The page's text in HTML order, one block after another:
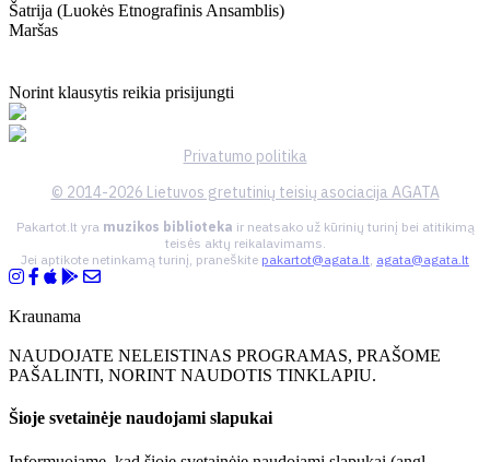
Šatrija (luokės Etnografinis Ansamblis)
Maršas
Norint klausytis reikia prisijungti
Privatumo politika
© 2014-2026 Lietuvos gretutinių teisių asociacija AGATA
Pakartot.lt yra muzikos biblioteka ir neatsako už kūrinių turinį bei atitikimą
teisės aktų reikalavimams.
Jei aptikote netinkamą turinį, praneškite pakartot@agata.lt, agata@agata.lt
Kraunama
NAUDOJATE NELEISTINAS PROGRAMAS, PRAŠOME
PAŠALINTI, NORINT NAUDOTIS TINKLAPIU.
Šioje svetainėje naudojami slapukai